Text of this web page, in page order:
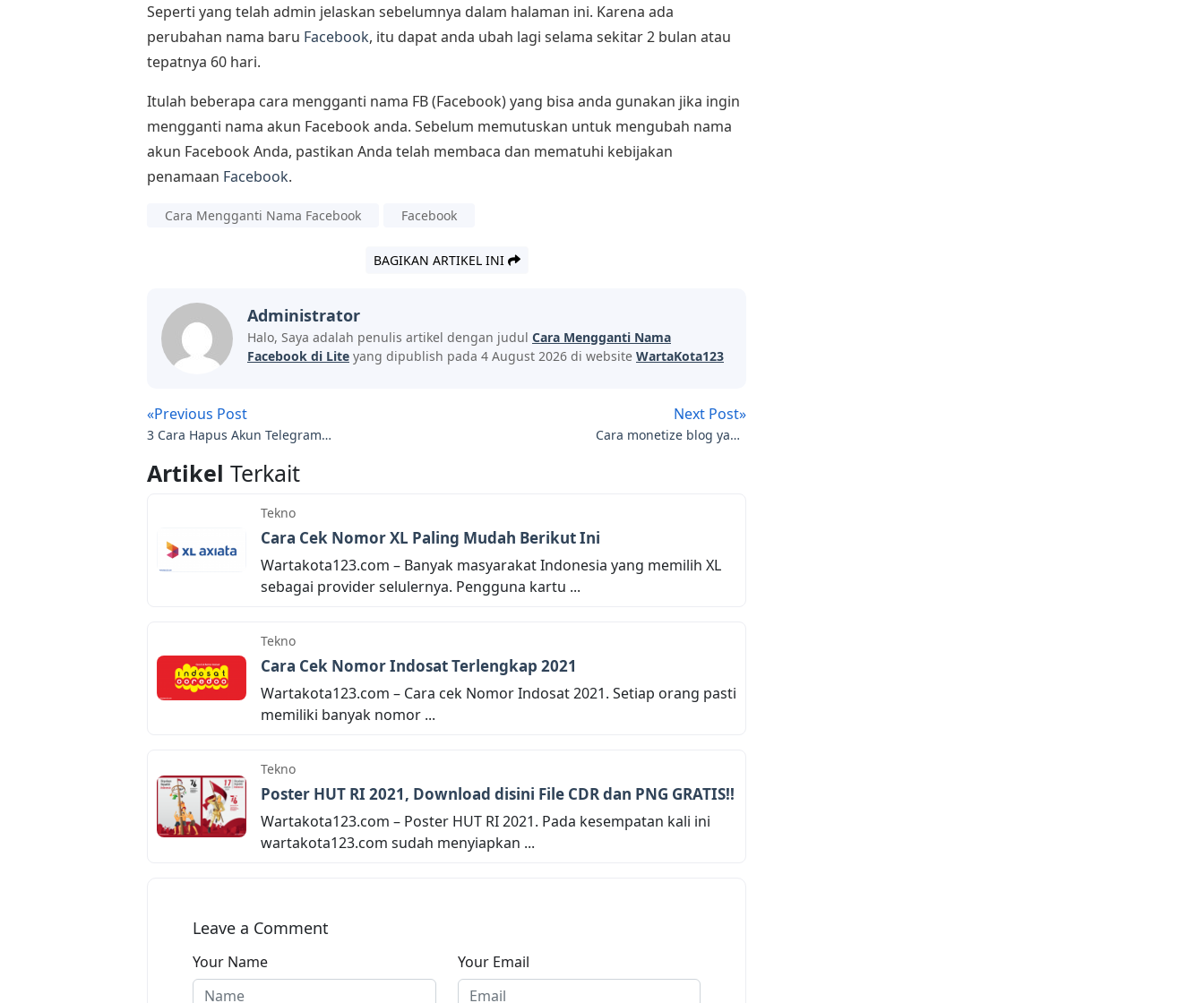
Seperti yang telah admin jelaskan sebelumnya dalam halaman ini. Karena ada
perubahan nama baru Facebook, itu dapat anda ubah lagi selama sekitar 2 bulan atau
tepatnya 60 hari.
Itulah beberapa cara mengganti nama FB (Facebook) yang bisa anda gunakan jika ingin
mengganti nama akun Facebook anda. Sebelum memutuskan untuk mengubah nama
akun Facebook Anda, pastikan Anda telah membaca dan mematuhi kebijakan
penamaan Facebook.
Cara Mengganti Nama Facebook Facebook
BAGIKAN ARTIKEL INI
Administrator
Halo, Saya adalah penulis artikel dengan judul Cara Mengganti Nama
Facebook di Lite yang dipublish pada 4 August 2026 di website WartaKota123
«Previous Post
3 Cara Hapus Akun Telegram
Next Post»
Cara monetize blog yang
Artikel Terkait
Tekno
Cara Cek Nomor XL Paling Mudah Berikut Ini
Wartakota123.com – Banyak masyarakat Indonesia yang memilih XL
sebagai provider selulernya. Pengguna kartu ...
Tekno
Cara Cek Nomor Indosat Terlengkap 2021
Wartakota123.com – Cara cek Nomor Indosat 2021. Setiap orang pasti
memiliki banyak nomor ...
Tekno
Poster HUT RI 2021, Download disini File CDR dan PNG GRATIS!!
Wartakota123.com – Poster HUT RI 2021. Pada kesempatan kali ini
wartakota123.com sudah menyiapkan ...
Leave a Comment
Your Name Your Email